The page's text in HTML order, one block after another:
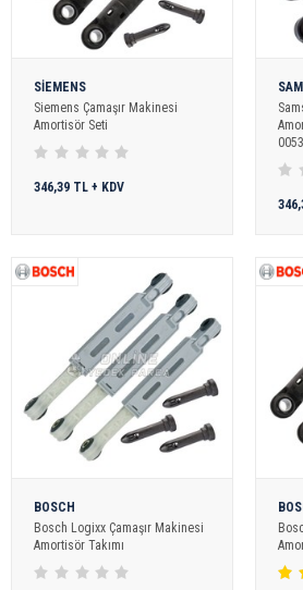
SİEMENS
Siemens Çamaşır Makinesi
Amortisör Seti
346,39 TL + KDV
BOSCH
Bosch Logixx Çamaşır Makinesi
Amortisör Takımı